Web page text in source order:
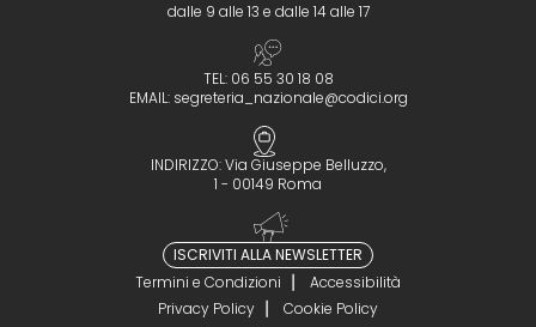
dalle 9 alle 13 e dalle 14 alle 17
TEL: 06 55 30 18 08
EMAIL: segreteria_nazionale@codici.org
INDIRIZZO: Via Giuseppe Belluzzo,
1 - 00149 Roma
ISCRIVITI ALLA NEWSLETTER
Termini e Condizioni
Accessibilità
Privacy Policy
Cookie Policy